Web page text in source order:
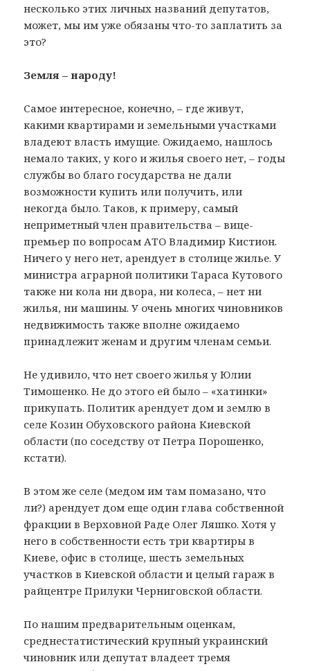
несколько этих личных названий депутатов,
может, мы им уже обязаны что-то заплатить за
это?
Земля – народу!
Самое интересное, конечно, – где живут,
какими квартирами и земельными участками
владеют власть имущие. Ожидаемо, нашлось
немало таких, у кого и жилья своего нет, – годы
службы во благо государства не дали
возможности купить или получить, или
некогда было. Таков, к примеру, самый
неприметный член правительства – вице-
премьер по вопросам АТО Владимир Кистион.
Ничего у него нет, арендует в столице жилье. У
министра аграрной политики Тараса Кутового
также ни кола ни двора, ни колеса, – нет ни
жилья, ни машины. У очень многих чиновников
недвижимость также вполне ожидаемо
принадлежит женам и другим членам семьи.
Не удивило, что нет своего жилья у Юлии
Тимошенко. Не до этого ей было – «хатинки»
прикупать. Политик арендует дом и землю в
селе Козин Обуховского района Киевской
области (по соседству от Петра Порошенко,
кстати).
В этом же селе (медом им там помазано, что
ли?) арендует дом еще один глава собственной
фракции в Верховной Раде Олег Ляшко. Хотя у
него в собственности есть три квартиры в
Киеве, офис в столице, шесть земельных
участков в Киевской области и целый гараж в
райцентре Прилуки Черниговской области.
По нашим предварительным оценкам,
среднестатистический крупный украинский
чиновник или депутат владеет тремя